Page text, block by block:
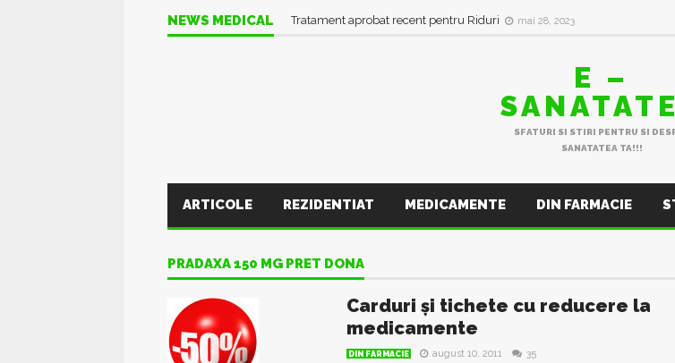
NEWS MEDICAL Tratament aprobat recent pentru Riduri mai 28, 2023
E –
SFATURI SI STIRI PENTRU SI
SANATATEA TA!!!
ARTICOLE REZIDENTIAT MEDICAMENTE DIN FARMACIE
PRADAXA 150 MG PRET DONA
Carduri și tichete cu reducere la
medicamente
DIN FARMACIE august 10, 2011 35